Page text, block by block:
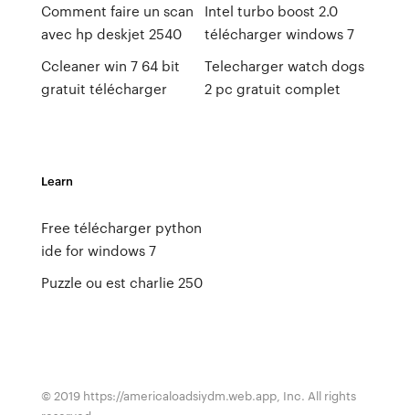
Comment faire un scan
avec hp deskjet 2540
Ccleaner win 7 64 bit
gratuit télécharger
Intel turbo boost 2.0
télécharger windows 7
Telecharger watch dogs
2 pc gratuit complet
Learn
Free télécharger python
ide for windows 7
Puzzle ou est charlie 250
© 2019 https://americaloadsiydm.web.app, Inc. All rights